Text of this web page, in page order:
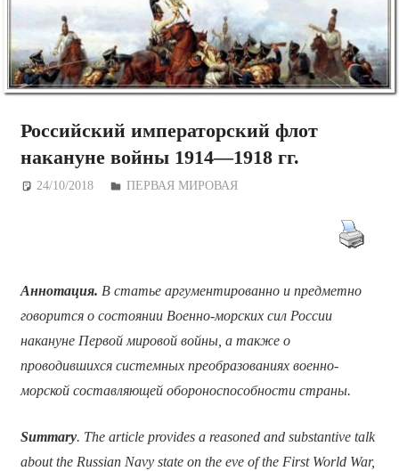
Российский императорский флот
накануне войны 1914—1918 гг.
24/10/2018 Дежурный по Редакции
ПЕРВАЯ МИРОВАЯ
Аннотация. В статье аргументированно и предметно
говорится о состоянии Военно-морских сил России
накануне Первой мировой войны, а также о
проводившихся системных преобразованиях военно-
морской составляющей обороноспособности страны.
Summary. The article provides a reasoned and substantive talk
about the Russian Navy state on the eve of the First World War,